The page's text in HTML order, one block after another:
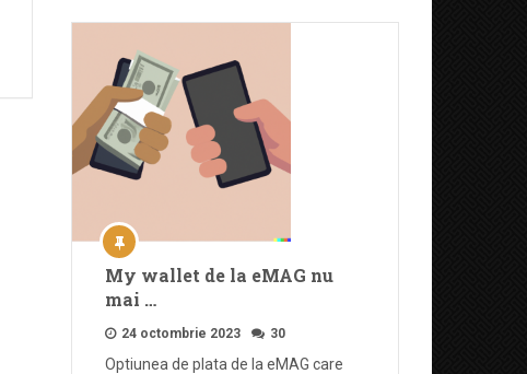
My wallet de la eMAG nu
mai …
24 octombrie 2023 30
Optiunea de plata de la eMAG care